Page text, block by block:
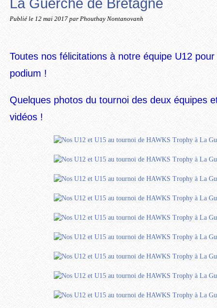
Publié le 12 mai 2017 par Phouthay Nontanovanh
Toutes nos félicitations à notre équipe U12
podium !
Quelques photos du tournoi des deux équipes
vidéos !